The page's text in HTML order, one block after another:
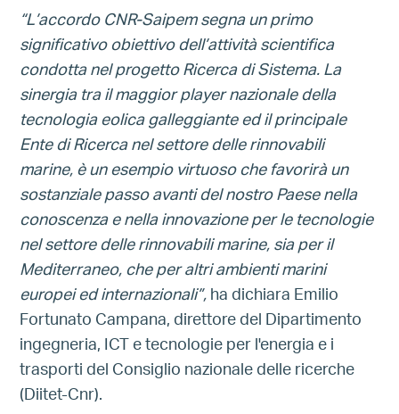
“L’accordo CNR-Saipem segna un primo
significativo obiettivo dell’attività scientifica
condotta nel progetto Ricerca di Sistema. La
sinergia tra il maggior player nazionale della
tecnologia eolica galleggiante ed il principale
Ente di Ricerca nel settore delle rinnovabili
marine, è un esempio virtuoso che favorirà un
sostanziale passo avanti del nostro Paese nella
conoscenza e nella innovazione per le tecnologie
nel settore delle rinnovabili marine, sia per il
Mediterraneo, che per altri ambienti marini
europei ed internazionali”,ha dichiara Emilio
Fortunato Campana, direttore del Dipartimento
ingegneria, ICT e tecnologie per l'energia e i
trasporti del Consiglio nazionale delle ricerche
(Diitet-Cnr).